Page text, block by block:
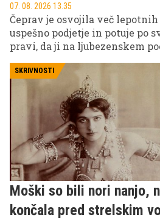
07. 08. 2026 13.35
Čeprav je osvojila več
uspešno podjetje in potuje po
pravi, da ji na ljubezenskem
gladko. Britanska lepotna
mnoge moške odvrneta prav
kariera.
SKRIVNOSTI
Moški so bili nori nanjo,
končala pred strelskim